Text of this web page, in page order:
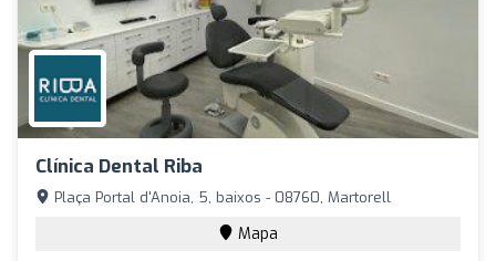
Clínica Dental Riba
Plaça Portal d'Anoia, 5, baixos - 08760, Martorell
Mapa